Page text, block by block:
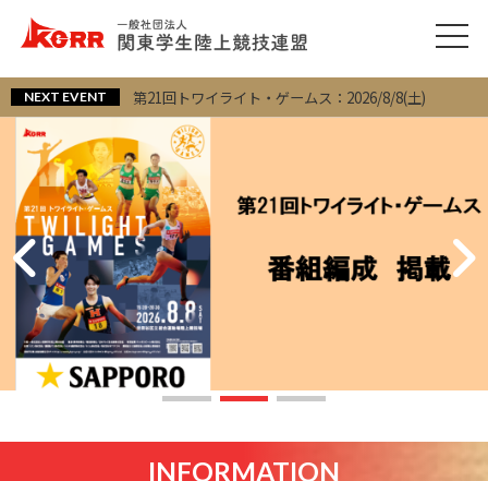
第21回トワイライト・ゲームス：2026/8/8(土)